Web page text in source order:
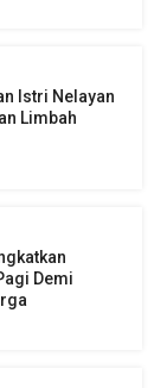
Istri Nelayan
Limbah
Demi